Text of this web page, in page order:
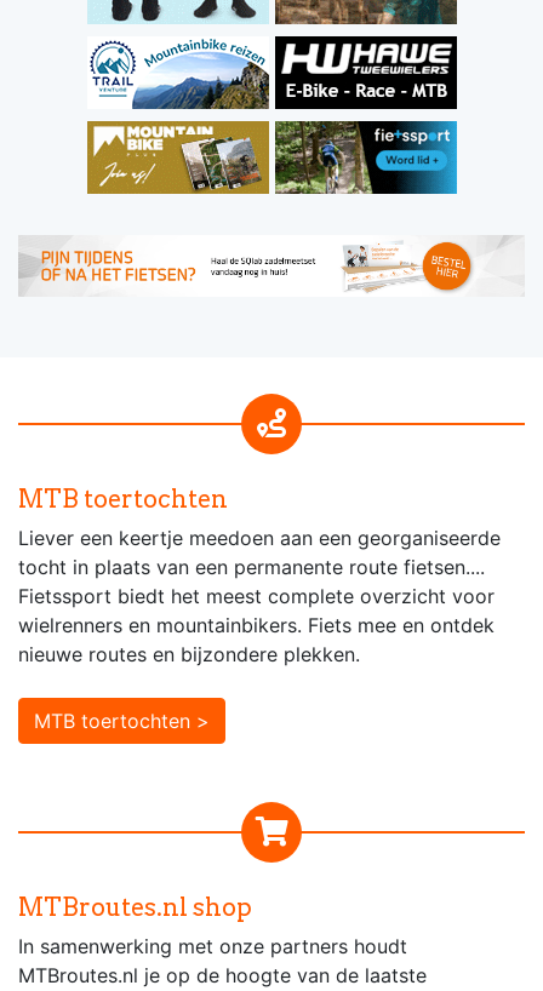
MTB toertochten
Liever een keertje meedoen aan een georganiseerde
tocht in plaats van een permanente route fietsen....
Fietssport biedt het meest complete overzicht voor
wielrenners en mountainbikers. Fiets mee en ontdek
nieuwe routes en bijzondere plekken.
MTB toertochten >
MTBroutes.nl shop
In samenwerking met onze partners houdt
MTBroutes.nl je op de hoogte van de laatste